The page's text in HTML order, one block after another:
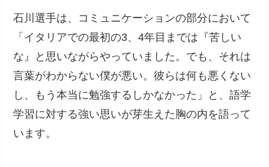
石川選手は、コミュニケーションの部分において
「イタリアでの最初の3、4年目までは『苦しい
な』と思いながらやっていました。でも、それは
言葉がわからない僕が悪い。彼らは何も悪くない
し、もう本当に勉強するしかなかった」と、語学
学習に対する強い思いが芽生えた胸の内を語って
います。